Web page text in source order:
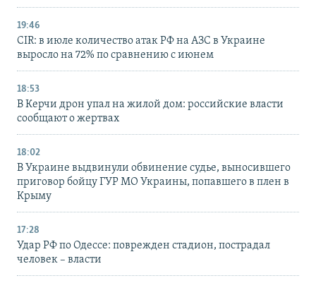
19:46
CIR: в июле количество атак РФ на АЗС в Украине
выросло на 72% по сравнению с июнем
18:53
В Керчи дрон упал на жилой дом: российские власти
сообщают о жертвах
18:02
В Украине выдвинули обвинение судье, выносившего
приговор бойцу ГУР МО Украины, попавшего в плен в
Крыму
17:28
Удар РФ по Одессе: поврежден стадион, пострадал
человек – власти